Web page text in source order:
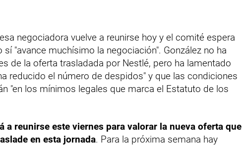
negociadora vuelve a reunirse hoy y el comité espera
sí "avance muchísimo la negociación". González no ha
de la oferta trasladada por Nestlé, pero ha lamentado
reducido el número de despidos" y que las condiciones
"en los mínimos legales que marca el Estatuto de los
a reunirse este viernes para valorar la nueva oferta que
en esta jornada. Para la próxima semana hay